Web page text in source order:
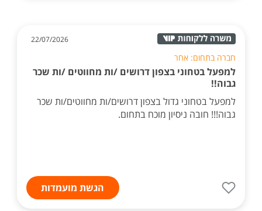
22/07/2026
חברה בתחום: אחר
למפעל בטחוני בצפון דרושים /ות מחווטים /ות שכר
גבוה!!
למפעל בטחוני גדול בצפון דרושים/ות מחווטים/ות שכר
גבוה!!! חובה ניסיון מוכח בתחום.
הגשת מועמדות